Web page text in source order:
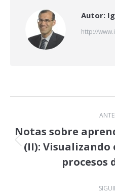
Autor:
http://
entre
Notas sobre
(II):
procesos